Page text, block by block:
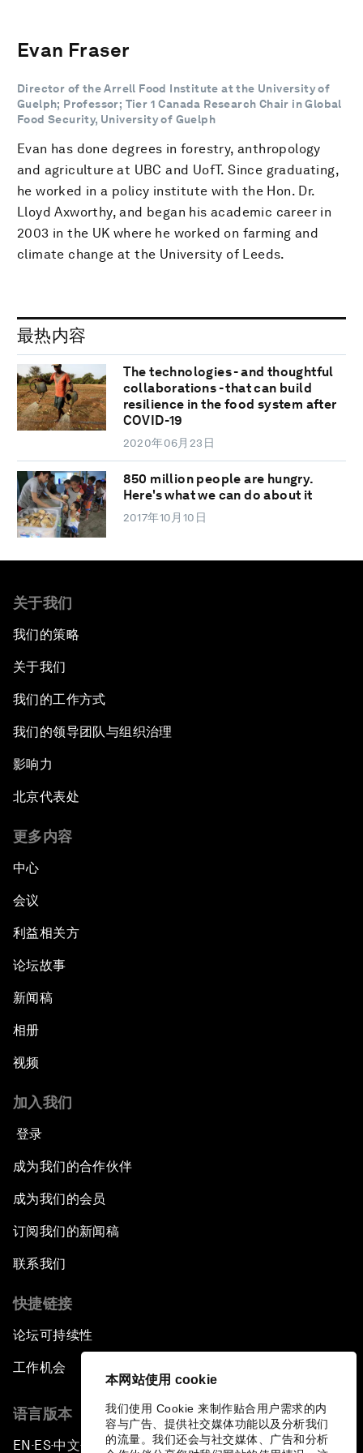
本网站使用 cookie
我们使用 Cookie 来制作贴合用户需求的内
容与广告、提供社交媒体功能以及分析我们
的流量。我们还会与社交媒体、广告和分析
Evan Fraser
Director of the Arrell Food Institute at the University of
Guelph; Professor; Tier 1 Canada Research Chair in Global
Food Security, University of Guelph
Evan has done degrees in forestry, anthropology
and agriculture at UBC and UofT. Since graduating,
he worked in a policy institute with the Hon. Dr.
Lloyd Axworthy, and began his academic career in
2003 in the UK where he worked on farming and
climate change at the University of Leeds.
最热内容
The technologies - and thoughtful
collaborations - that can build
resilience in the food system after
COVID-19
2020年06月23日
850 million people are hungry.
Here's what we can do about it
2017年10月10日
关于我们
我们的策略
关于我们
我们的工作方式
我们的领导团队与组织治理
影响力
北京代表处
更多内容
中心
会议
利益相关方
论坛故事
新闻稿
相册
视频
加入我们
登录
成为我们的合作伙伴
成为我们的会员
订阅我们的新闻稿
联系我们
快捷链接
论坛可持续性
工作机会
语言版本
EN ▪ES▪中文▪ 日本語